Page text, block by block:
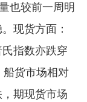
也较前一周明
现货方面：
指数亦跌穿
船货市场相对
期现货市场